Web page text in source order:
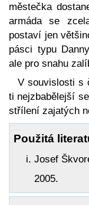
městečka
armáda se
postaví jen
pásci typu
ale pro snahu
V souvislosti s
ti nejzbabělejší
střílení zajatých
Použitá
Josef
2005.